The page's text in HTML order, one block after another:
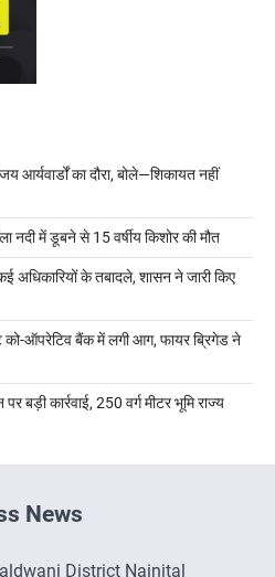
आर्यवार्डों का दौरा, बोले—शिकायत नहीं
नदी में डूबने से 15 वर्षीय किशोर की मौत
अधिकारियों के तबादले, शासन ने जारी किए
को-ऑपरेटिव बैंक में लगी आग, फायर ब्रिगेड ने
बड़ी कार्रवाई, 250 वर्ग मीटर भूमि राज्य
News
District Nainital